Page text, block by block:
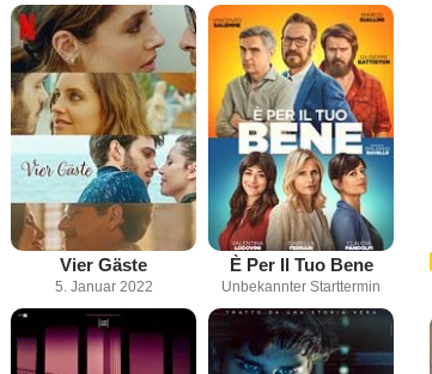
Vier Gäste
5. Januar 2022
È Per Il Tuo Bene
Unbekannter Starttermin